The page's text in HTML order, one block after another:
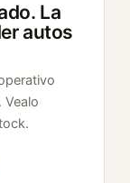
La
autos
Vealo